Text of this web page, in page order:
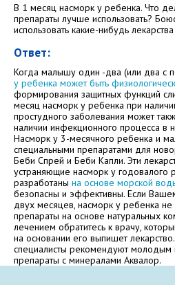
Как Вас зовут
Электронная почта
Ваше сообщение
В 1 месяц насморк у ребенка. Что
препараты лучше использовать?
использовать какие-нибудь
Ответ:
Когда малышу один -два (или два с
у ребенка может быть
формирования защитных функций
месяц насморк у ребенка при
простудного заболевания может
наличии инфекционного процесса в
Насморк у 3-месячного ребенка и
специальными препаратами для
Беби Cпрей и Беби Капли. Эти
устраняющие насморк у годовалого
разработаны на основе морской
безопасны и эффективны. Если
двух месяцев, насморк у ребенка не
препараты на основе натуральных
лечением обратитесь к врачу,
на основании его выпишет
специалисты рекомендуют
препараты с минералами Аквалор.